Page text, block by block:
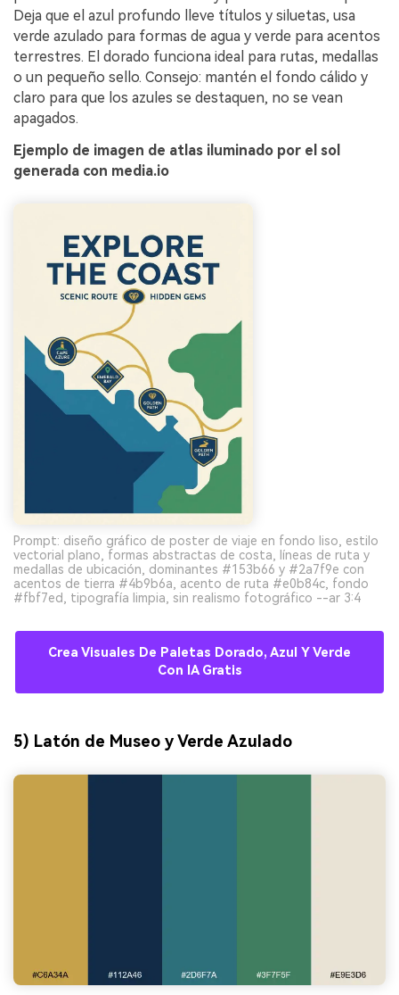
Deja que el azul profundo lleve títulos y siluetas, usa
verde azulado para formas de agua y verde para acentos
terrestres. El dorado funciona ideal para rutas, medallas
o un pequeño sello. Consejo: mantén el fondo cálido y
claro para que los azules se destaquen, no se vean
apagados.
Ejemplo de imagen de atlas iluminado por el sol
generada con media.io
Prompt: diseño gráfico de poster de viaje en fondo liso, estilo
vectorial plano, formas abstractas de costa, líneas de ruta y
medallas de ubicación, dominantes #153b66 y #2a7f9e con
acentos de tierra #4b9b6a, acento de ruta #e0b84c, fondo
#fbf7ed, tipografía limpia, sin realismo fotográfico --ar 3:4
Crea Visuales De Paletas Dorado, Azul Y Verde
Con IA Gratis
5) Latón de Museo y Verde Azulado